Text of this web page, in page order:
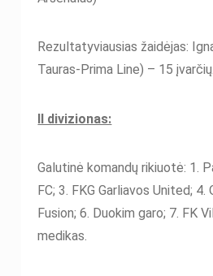
Rezultatyviausias žaidėjas:
Tauras-Prima Line) – 15 įvarčių.
II divizionas:
Galutinė komandų rikiuotė: 1.
FC; 3. FKG Garliavos United; 4.
Fusion; 6. Duokim garo; 7. FK
medikas.